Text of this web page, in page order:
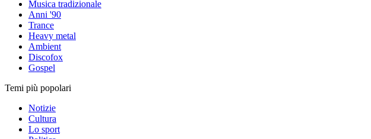
Musica tradizionale
Anni '90
Trance
Heavy metal
Ambient
Discofox
Gospel
Temi più popolari
Notizie
Cultura
Lo sport